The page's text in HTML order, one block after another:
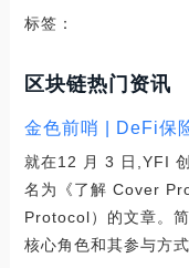
标签：
区块链热门资讯
金色前哨 | DeFi保
就在12 月 3 日,YFI
名为《了解 Cover
Protocol）的文章。
核心角色和其参与方式